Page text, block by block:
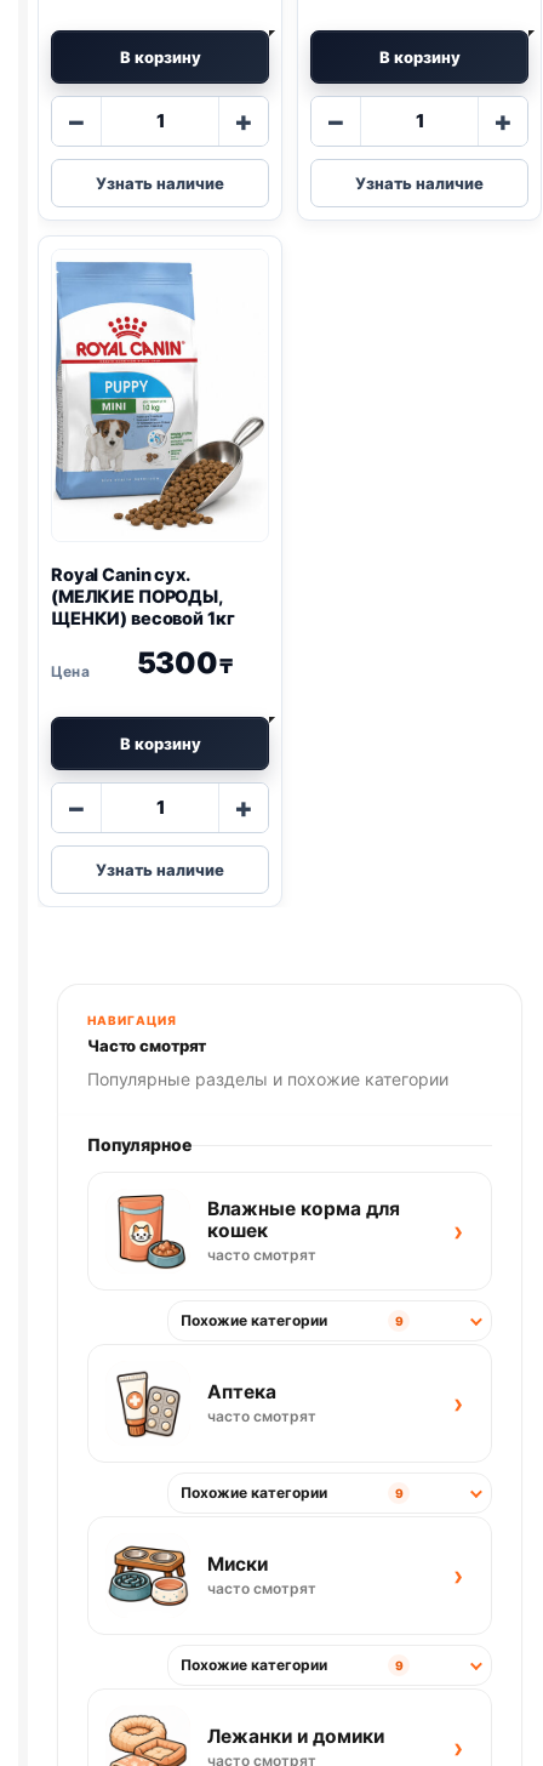
В корзину
−
Количество
Reflex
сух.
(КРУПНЫЕ
СРЕДНИЕ
ПОРОДЫ,
весовой
1кг
+
Узнать наличие
В корзину
−
Количество
Pedigree
сух.
(ГОВЯДИНА)
+
Узнать наличие
Royal Canin сух.
(МЕЛКИЕ ПОРОДЫ,
ЩЕНКИ) весовой 1кг
5300₸
В корзину
−
Количество
Royal
Canin
сух.
весовой
1кг
+
Узнать наличие
НАВИГАЦИЯ
Часто смотрят
Популярные разделы и похожие категории
Популярное
Влажные корма для
кошек
часто смотрят
›
Похожие категории 9
Аптека
часто смотрят ›
Похожие категории 9
Миски
часто смотрят ›
Похожие категории 9
Лежанки и домики
часто смотрят ›